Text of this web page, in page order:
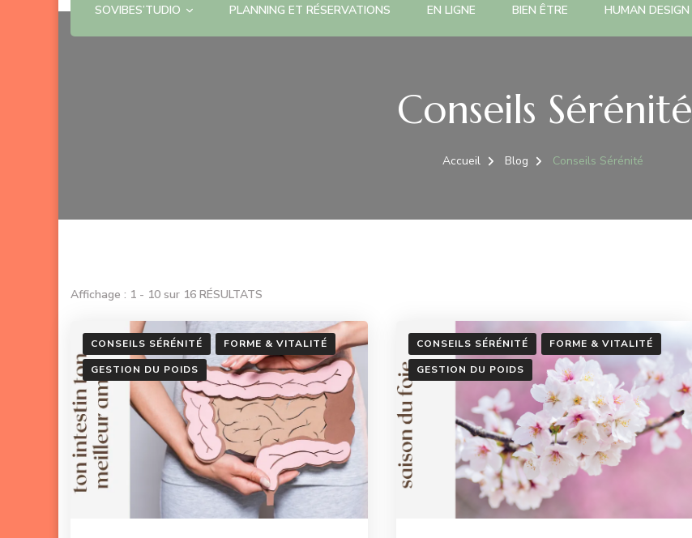
SOVIBES’TUDIO PLANNING ET RÉSERVATIONS EN LIGNE BIEN ÊTRE HUMAN DESIGN
Conseils Sérénité
Accueil Blog Conseils Sérénité
Affichage : 1 - 10 sur 16 RÉSULTATS
CONSEILS SÉRÉNITÉ
FORME & VITALITÉ
GESTION DU POIDS
CONSEILS SÉRÉNITÉ
FORME & VITALITÉ
GESTION DU POIDS